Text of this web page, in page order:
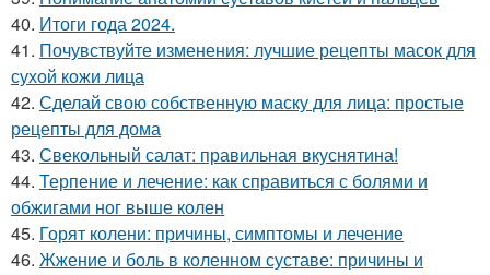
40. Итоги года 2024.
41. Почувствуйте изменения: лучшие рецепты масок для
сухой кожи лица
42. Сделай свою собственную маску для лица: простые
рецепты для дома
43. Свекольный салат: правильная вкуснятина!
44. Терпение и лечение: как справиться с болями и
обжигами ног выше колен
45. Горят колени: причины, симптомы и лечение
46. Жжение и боль в коленном суставе: причины и